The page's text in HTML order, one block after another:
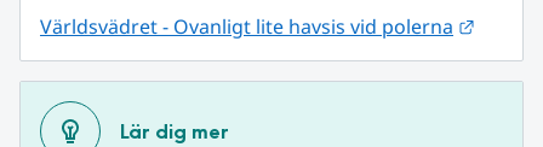
Världsvädret - Ovanligt lite havsis vid polerna
Lär dig mer